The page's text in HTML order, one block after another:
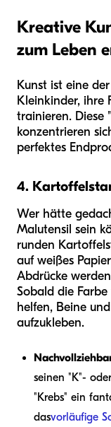
Kreative
zum Leben
Kunst ist eine
Kleinkinder, ihre
trainieren. Diese
konzentrieren
perfektes
4.
Wer hätte
Malutensil sein
runden
auf weißes
Abdrücke
Sobald die
helfen, Beine
aufzukleben.
seinen "K"-
"Krebs" ein
dasvorläufige